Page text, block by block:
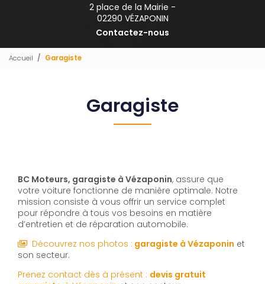
2 place de la Mairie -
02290 VÉZAPONIN
Contactez-nous
Accueil Garagiste
Garagiste
BC Moteurs, garagiste à Vézaponin, assure que
votre voiture fonctionne de manière optimale. Notre
mission consiste à vous offrir un service complet
pour répondre à tous vos besoins en matière
d’entretien et de réparation automobile.
Découvrez nos photos : garagiste à Vézaponin et
son secteur.
Prenez contact dès à présent : devis gratuit